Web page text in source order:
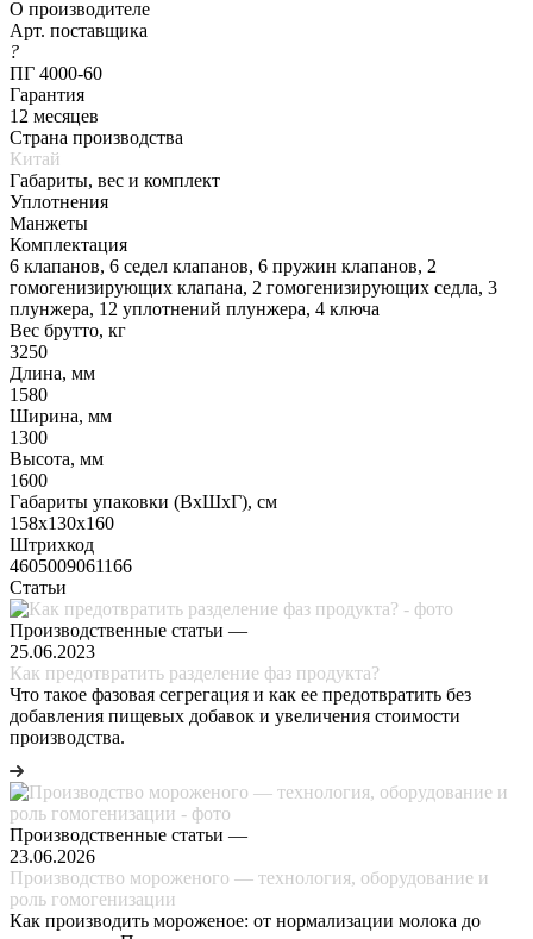
О производителе
Арт. поставщика
?
ПГ 4000-60
Гарантия
12 месяцев
Страна производства
Китай
Габариты, вес и комплект
Уплотнения
Манжеты
Комплектация
6 клапанов, 6 седел клапанов, 6 пружин клапанов, 2
гомогенизирующих клапана, 2 гомогенизирующих седла, 3
плунжера, 12 уплотнений плунжера, 4 ключа
Вес брутто, кг
3250
Длина, мм
1580
Ширина, мм
1300
Высота, мм
1600
Габариты упаковки (ВхШхГ), см
158х130х160
Штрихкод
4605009061166
Статьи
Производственные статьи —
25.06.2023
Как предотвратить разделение фаз продукта?
Что такое фазовая сегрегация и как ее предотвратить без
добавления пищевых добавок и увеличения стоимости
производства.
Производственные статьи —
23.06.2026
Производство мороженого — технология, оборудование и
роль гомогенизации
Как производить мороженое: от нормализации молока до